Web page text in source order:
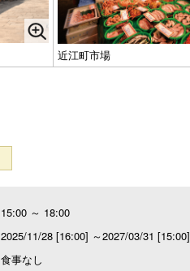
近江町市場
15:00 ～ 18:00
2025/11/28 [16:00] ～2027/03/31 [15:00]
食事なし